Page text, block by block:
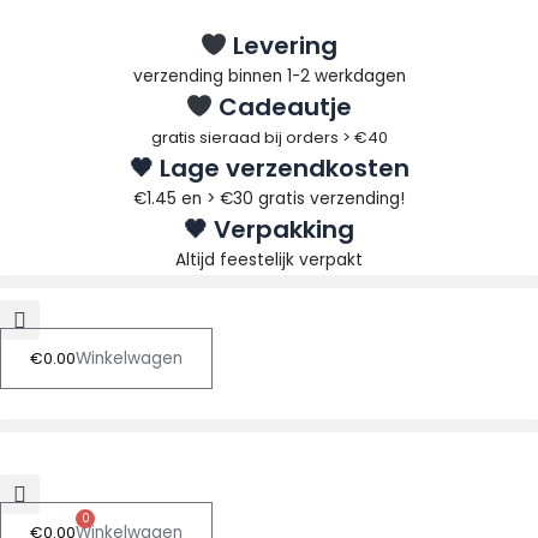
Levering
verzending binnen 1-2 werkdagen
Cadeautje
gratis sieraad bij orders > €40
🖤 Lage verzendkosten
€1.45 en > €30 gratis verzending!
🖤 Verpakking
Altijd feestelijk verpakt
€0.00Winkelwagen
€0.00
0
Winkelwagen